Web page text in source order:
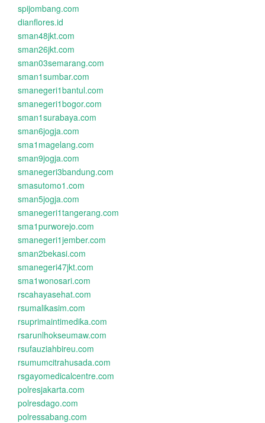
spijombang.com
dianflores.id
sman48jkt.com
sman26jkt.com
sman03semarang.com
sman1sumbar.com
smanegeri1bantul.com
smanegeri1bogor.com
sman1surabaya.com
sman6jogja.com
sma1magelang.com
sman9jogja.com
smanegeri3bandung.com
smasutomo1.com
sman5jogja.com
smanegeri1tangerang.com
sma1purworejo.com
smanegeri1jember.com
sman2bekasi.com
smanegeri47jkt.com
sma1wonosari.com
rscahayasehat.com
rsumalikasim.com
rsuprimaintimedika.com
rsarunlhokseumaw.com
rsufauziahbireu.com
rsumumcitrahusada.com
rsgayomedicalcentre.com
polresjakarta.com
polresdago.com
polressabang.com